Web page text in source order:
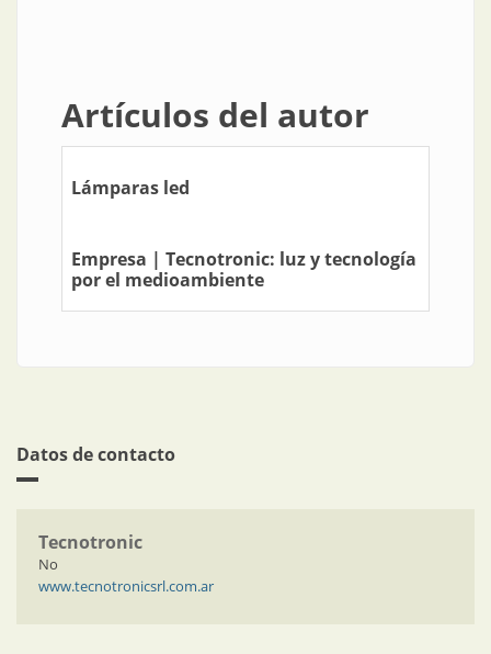
Artículos del autor
Lámparas led
Empresa | Tecnotronic: luz y tecnología
por el medioambiente
Datos de contacto
Tecnotronic
No
www.tecnotronicsrl.com.ar